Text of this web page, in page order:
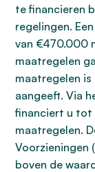
te financieren
regelingen.
van €470.000
maatregelen
maatregelen is
aangeeft. Via
financiert u tot
maatregelen.
Voorzieningen
boven de